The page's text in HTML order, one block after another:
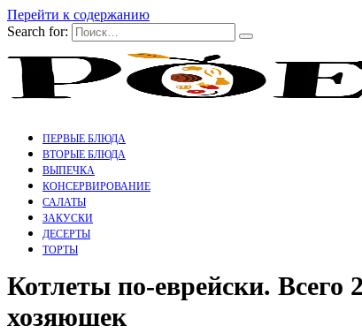
Перейти к содержанию
Search for:
ПЕРВЫЕ БЛЮДА
ВТОРЫЕ БЛЮДА
ВЫПЕЧКА
КОНСЕРВИРОВАНИЕ
САЛАТЫ
ЗАКУСКИ
ДЕСЕРТЫ
ТОРТЫ
Котлеты по-еврейски. Всего
хозяюшек